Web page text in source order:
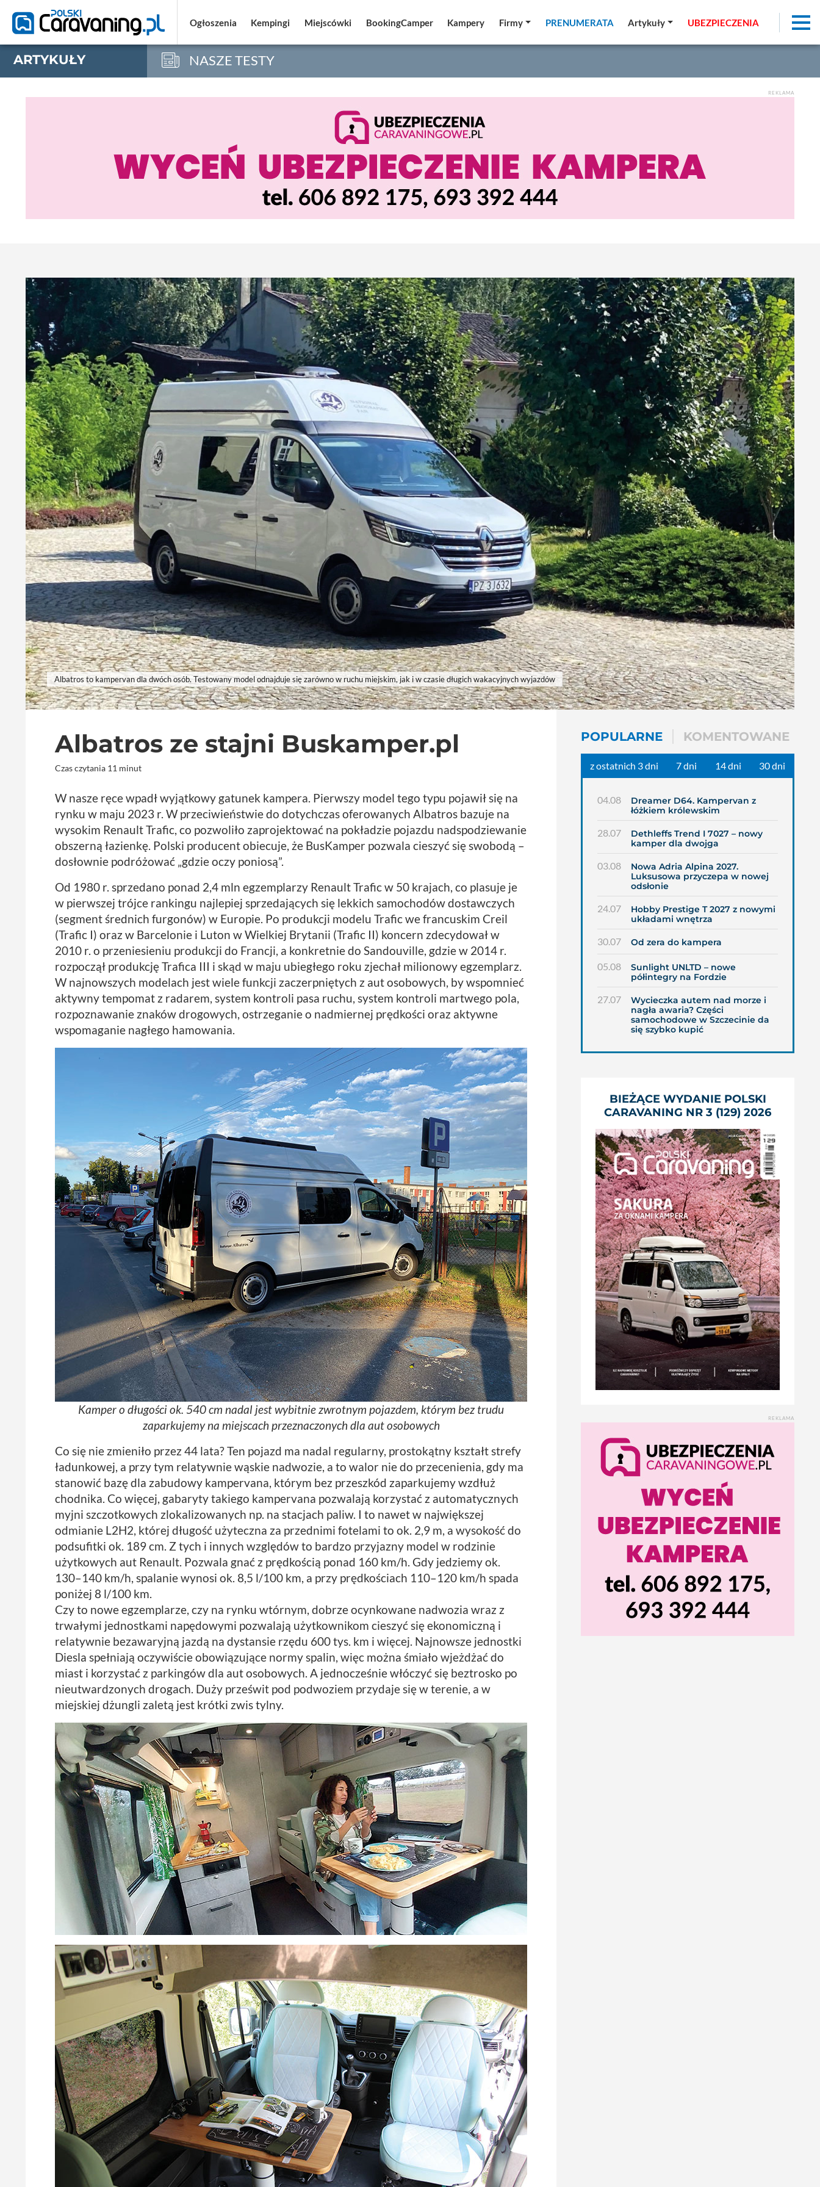
Ogłoszenia Kempingi Miejscówki BookingCamper Kampery Firmy PRENUMERATA Artykuły UBEZPIECZENIA
ARTYKUŁY NASZE TESTY
REKLAMA
Albatros to kampervan dla dwóch osób. Testowany model odnajduje się zarówno w ruchu miejskim, jak i w czasie długich wakacyjnych wyjazdów
Albatros ze stajni Buskamper.pl
Czas czytania 11 minut
W nasze ręce wpadł wyjątkowy gatunek kampera. Pierwszy model tego typu pojawił się na
rynku w maju 2023 r. W przeciwieństwie do dotychczas oferowanych Albatros bazuje na
wysokim Renault Trafic, co pozwoliło zaprojektować na pokładzie pojazdu nadspodziewanie
obszerną łazienkę. Polski producent obiecuje, że BusKamper pozwala cieszyć się swobodą –
dosłownie podróżować „gdzie oczy poniosą”.
Od 1980 r. sprzedano ponad 2,4 mln egzemplarzy Renault Trafic w 50 krajach, co plasuje je
w pierwszej trójce rankingu najlepiej sprzedających się lekkich samochodów dostawczych
(segment średnich furgonów) w Europie. Po produkcji modelu Trafic we francuskim Creil
(Trafic I) oraz w Barcelonie i Luton w Wielkiej Brytanii (Trafic II) koncern zdecydował w
2010 r. o przeniesieniu produkcji do Francji, a konkretnie do Sandouville, gdzie w 2014 r.
rozpoczął produkcję Trafica III i skąd w maju ubiegłego roku zjechał milionowy egzemplarz.
W najnowszych modelach jest wiele funkcji zaczerpniętych z aut osobowych, by wspomnieć
aktywny tempomat z radarem, system kontroli pasa ruchu, system kontroli martwego pola,
rozpoznawanie znaków drogowych, ostrzeganie o nadmiernej prędkości oraz aktywne
wspomaganie nagłego hamowania.
Kamper o długości ok. 540 cm nadal jest wybitnie zwrotnym pojazdem, którym bez trudu
zaparkujemy na miejscach przeznaczonych dla aut osobowych
Co się nie zmieniło przez 44 lata? Ten pojazd ma nadal regularny, prostokątny kształt strefy
ładunkowej, a przy tym relatywnie wąskie nadwozie, a to walor nie do przecenienia, gdy ma
stanowić bazę dla zabudowy kampervana, którym bez przeszkód zaparkujemy wzdłuż
chodnika. Co więcej, gabaryty takiego kampervana pozwalają korzystać z automatycznych
myjni szczotkowych zlokalizowanych np. na stacjach paliw. I to nawet w największej
odmianie L2H2, której długość użyteczna za przednimi fotelami to ok. 2,9 m, a wysokość do
podsufitki ok. 189 cm. Z tych i innych względów to bardzo przyjazny model w rodzinie
użytkowych aut Renault. Pozwala gnać z prędkością ponad 160 km/h. Gdy jedziemy ok.
130–140 km/h, spalanie wynosi ok. 8,5 l/100 km, a przy prędkościach 110–120 km/h spada
poniżej 8 l/100 km.
Czy to nowe egzemplarze, czy na rynku wtórnym, dobrze ocynkowane nadwozia wraz z
trwałymi jednostkami napędowymi pozwalają użytkownikom cieszyć się ekonomiczną i
relatywnie bezawaryjną jazdą na dystansie rzędu 600 tys. km i więcej. Najnowsze jednostki
Diesla spełniają oczywiście obowiązujące normy spalin, więc można śmiało wjeżdżać do
miast i korzystać z parkingów dla aut osobowych. A jednocześnie włóczyć się beztrosko po
nieutwardzonych drogach. Duży prześwit pod podwoziem przydaje się w terenie, a w
miejskiej dżungli zaletą jest krótki zwis tylny.
POPULARNE KOMENTOWANE
z ostatnich 3 dni 7 dni 14 dni 30 dni
04.08
Dreamer D64. Kampervan z
łóżkiem królewskim
28.07
Dethleffs Trend I 7027 – nowy
kamper dla dwojga
03.08
Nowa Adria Alpina 2027.
Luksusowa przyczepa w nowej
odsłonie
24.07
Hobby Prestige T 2027 z nowymi
układami wnętrza
30.07 Od zera do kampera
05.08
Sunlight UNLTD – nowe
półintegry na Fordzie
27.07
Wycieczka autem nad morze i
nagła awaria? Części
samochodowe w Szczecinie da
się szybko kupić
BIEŻĄCE WYDANIE POLSKI
CARAVANING NR 3 (129) 2026
REKLAMA
Ogłoszenia Kempingi Miejscówki BookingCamper Kampery Firmy PRENUMERATA Artykuły UBEZPIECZENIA